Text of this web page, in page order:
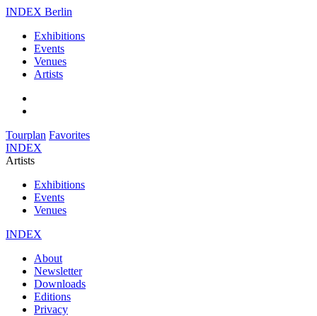
INDEX Berlin
Exhibitions
Events
Venues
Artists
Tourplan Favorites
INDEX
Artists
Exhibitions
Events
Venues
INDEX
About
Newsletter
Downloads
Editions
Privacy